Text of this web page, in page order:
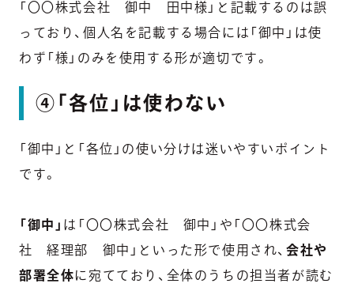
「〇〇株式会社 御中 田中様」と記載するのは誤
っており、個人名を記載する場合には「御中」は使
わず「様」のみを使用する形が適切です。
④「各位」は使わない
「御中」と「各位」の使い分けは迷いやすいポイント
です。
「御中」 は「〇〇株式会社 御中」や「〇〇株式会
社 経理部 御中」といった形で使用され、会社や
部署全体に宛てており、全体のうちの担当者が読む